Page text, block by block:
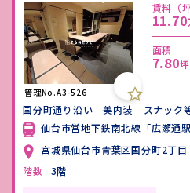
管理No.A3-526
賃料（
11.70
面積
7.80坪
国分町通り沿い 美内装 スナック
仙台市営地下鉄南北線「広瀬通
宮城県仙台市青葉区国分町2丁目
階数
3階